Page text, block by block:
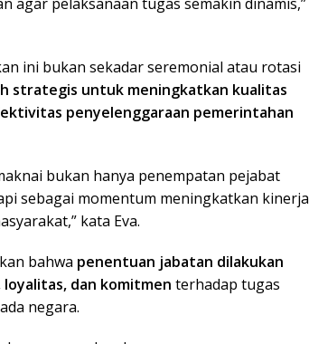
ini bukan sekadar seremonial atau rotasi
strategis untuk meningkatkan kualitas
penyelenggaraan pemerintahan
bukan hanya penempatan pejabat
sebagai momentum meningkatkan kinerja
kata Eva.
bahwa penentuan jabatan dilakukan
dan komitmen terhadap tugas
negara.